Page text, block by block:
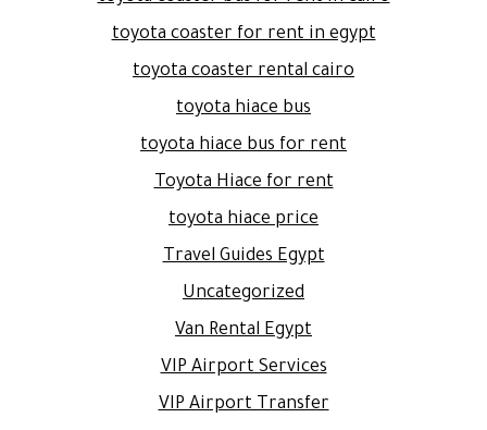
toyota coaster for rent in egypt
toyota coaster rental cairo
toyota hiace bus
toyota hiace bus for rent
Toyota Hiace for rent
toyota hiace price
Travel Guides Egypt
Uncategorized
Van Rental Egypt
VIP Airport Services
VIP Airport Transfer